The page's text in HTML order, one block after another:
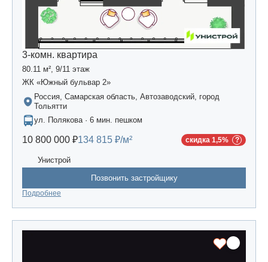
3-комн. квартира
80.11 м², 9/11 этаж
ЖК «Южный бульвар 2»
Россия, Самарская область, Автозаводский, город
Тольятти
ул. Полякова · 6 мин. пешком
10 800 000 ₽134 815 ₽/м² скидка 1,5%
Унистрой
Позвонить застройщику
Подробнее